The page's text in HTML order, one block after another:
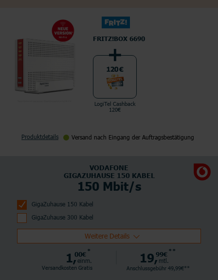
FRITZ!BOX 6690
LogiTel Cashback
120€
Produktdetails Versand nach Eingang der Auftragsbestätigung
VODAFONE
GIGAZUHAUSE 150 KABEL
150 Mbit/s
GigaZuhause 150 Kabel
GigaZuhause 300 Kabel
Weitere Details
1,00€ *
einm.
Versandkosten Gratis
19,99€ **
mtl.
Anschlussgebühr 49,99€**